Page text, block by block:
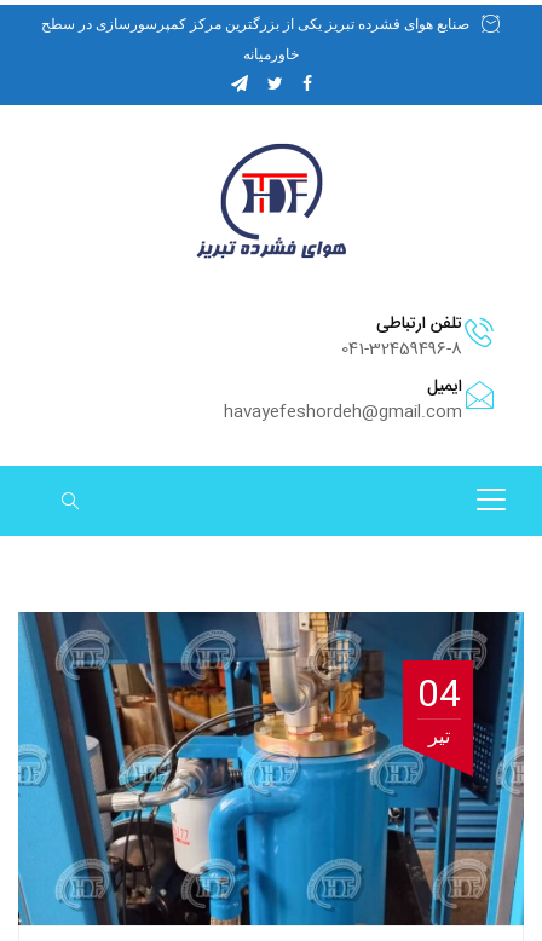
صنایع هوای فشرده تبریز یکی از بزرگترین مرکز کمپرسورسازی در سطح
خاورمیانه
تلفن ارتباطی
041-32459496-8
ایمیل
havayefeshordeh@gmail.com
04
تیر